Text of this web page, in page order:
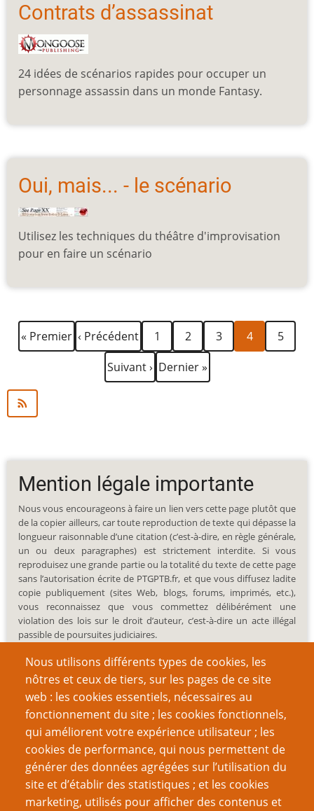
Contrats d’assassinat
24 idées de scénarios rapides pour occuper un
personnage assassin dans un monde Fantasy.
Oui, mais... - le scénario
Utilisez les techniques du théâtre d'improvisation
pour en faire un scénario
Pagination
Première
page
« Premier
Page
précédente
‹ Précédent Page
1 Page
2 Page
3
Page
courante
4 Page
5
Page
suivante
Suivant › Dernière
page
Dernier »
Nous utilisons différents types de cookies, les
nôtres et ceux de tiers, sur les pages de ce site
web : les cookies essentiels, nécessaires au
fonctionnement du site ; les cookies fonctionnels,
qui améliorent votre expérience utilisateur ; les
cookies de performance, qui nous permettent de
générer des données agrégées sur l’utilisation du
site et d’établir des statistiques ; et les cookies
marketing, utilisés pour afficher des contenus et
Mention légale importante
Nous vous encourageons à faire un lien vers cette page plutôt que
de la copier ailleurs, car toute reproduction de texte qui dépasse la
longueur raisonnable d’une citation (c’est-à-dire, en règle générale,
un ou deux paragraphes) est strictement interdite. Si vous
reproduisez une grande partie ou la totalité du texte de cette page
sans l’autorisation écrite de PTGPTB.fr, et que vous diffusez ladite
copie publiquement (sites Web, blogs, forums, imprimés, etc.),
vous reconnaissez que vous commettez délibérément une
violation des lois sur le droit d’auteur, c’est-à-dire un acte illégal
passible de poursuites judiciaires.
Recherche
Nom d'utilisateur